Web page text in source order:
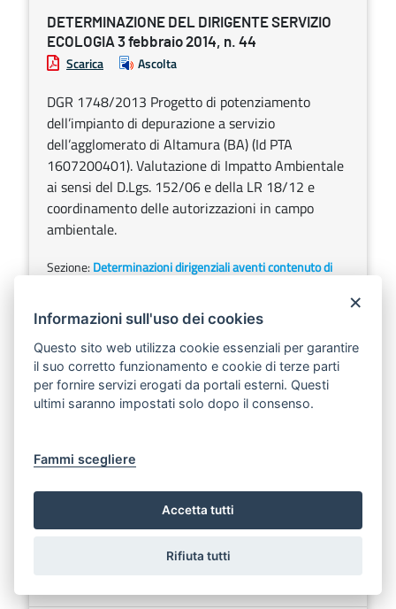
DETERMINAZIONE DEL DIRIGENTE SERVIZIO
ECOLOGIA 3 febbraio 2014, n. 44
Scarica Ascolta
DGR 1748/2013 Progetto di potenziamento
dell’impianto di depurazione a servizio
dell’agglomerato di Altamura (BA) (Id PTA
1607200401). Valutazione di Impatto Ambientale
ai sensi del D.Lgs. 152/06 e della LR 18/12 e
coordinamento delle autorizzazioni in campo
ambientale.
Sezione:Determinazioni dirigenziali aventi contenuto di
DETERMINAZIONE DEL DIRIGENTE SERVIZIO
COMPETITIVITA’ 8 gennaio 2014, n. 11
Scarica Ascolta
6.1 - Azione 6.1.9 - Determinazione n. 430 del
procedure amministrative del Titolo II Turismo -
Determinazioni dirigenziali aventi contenuto di
×
Informazioni sull'uso dei cookies
Questo sito web utilizza cookie essenziali per garantire
il suo corretto funzionamento e cookie di terze parti
per fornire servizi erogati da portali esterni. Questi
ultimi saranno impostati solo dopo il consenso.
Fammi scegliere
Accetta tutti
Rifiuta tutti